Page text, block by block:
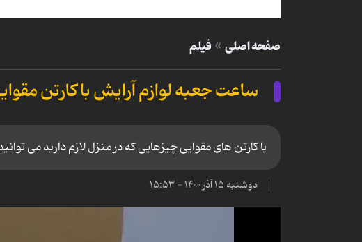
صفحه اصلی فیلم
ساعت جعبه لوازم آرایش با کارتن
با کارتن های مقوایی چیزهایی که در منزل لازم دارید می
دوشنبه ۱۵ آذر ۱۴۰۰ - ۱۵:۵۳